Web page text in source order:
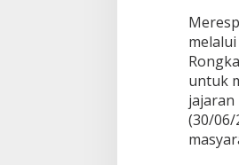
untuk
jajaran
(30/